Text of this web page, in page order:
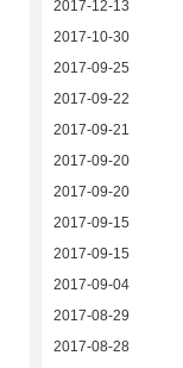
2017-12-13
2017-10-30
2017-09-25
2017-09-22
2017-09-21
2017-09-20
2017-09-20
2017-09-15
2017-09-15
2017-09-04
2017-08-29
2017-08-28